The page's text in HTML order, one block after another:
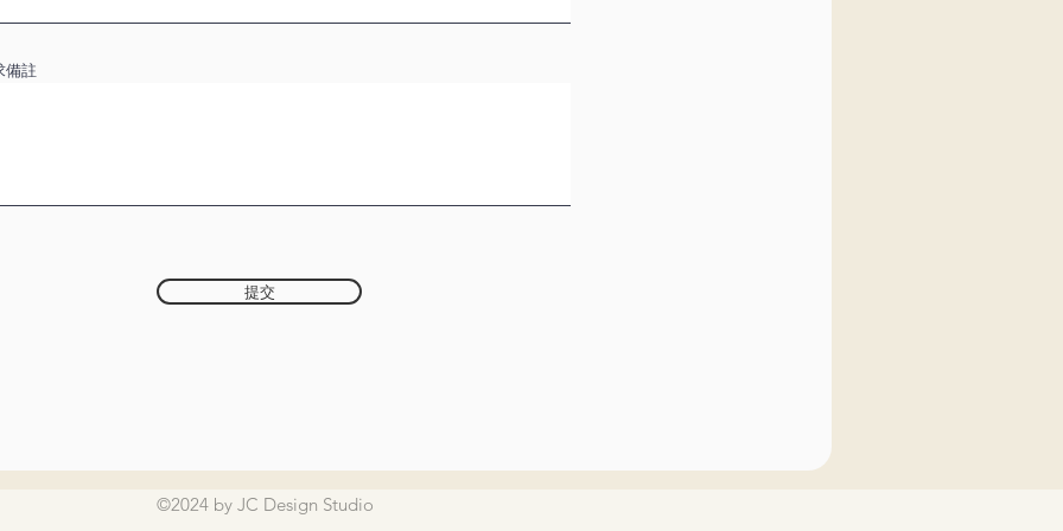
備註
提交
©2024 by JC Design Studio